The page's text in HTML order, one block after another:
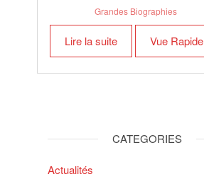
Grandes Biographies
Lire la suite Vue Rapide
CATEGORIES
Actualités